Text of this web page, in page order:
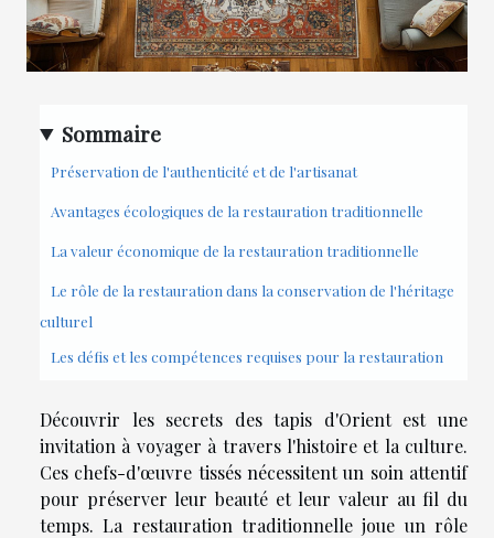
Sommaire
Préservation de l'authenticité et de l'artisanat
Avantages écologiques de la restauration traditionnelle
La valeur économique de la restauration traditionnelle
Le rôle de la restauration dans la conservation de l'héritage
culturel
Les défis et les compétences requises pour la restauration
Découvrir les secrets des tapis d'Orient est une
invitation à voyager à travers l'histoire et la culture.
Ces chefs-d'œuvre tissés nécessitent un soin attentif
pour préserver leur beauté et leur valeur au fil du
temps. La restauration traditionnelle joue un rôle